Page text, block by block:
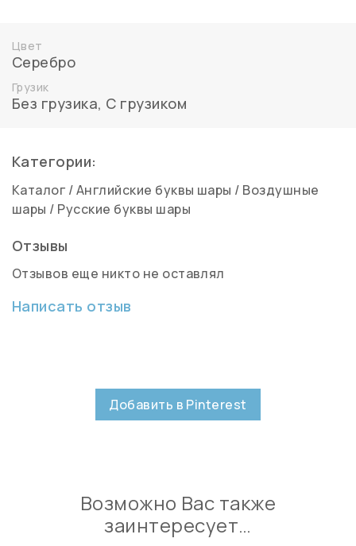
Цвет
Серебро
Грузик
Без грузика, С грузиком
Категории:
Каталог /Английские буквы шары / Воздушные
шары / Русские буквы шары
Отзывы
Отзывов еще никто не оставлял
Написать отзыв
Добавить в Pinterest
Возможно Вас также
заинтересует…